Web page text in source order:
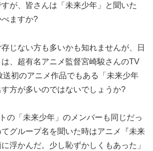
が、皆さんは「未来少年」と聞いた
ますか?
じない方も多いかも知れませんが、日
、超有名アニメ監督宮崎駿さんのTV
送初のアニメ作品でもある「未来少年
方が多いのではないでしょうか?
の「未来少年」のメンバーも同じだっ
グループ名を聞いた時はアニメ『未来
浮かんだ。少し恥ずかしくもあった」